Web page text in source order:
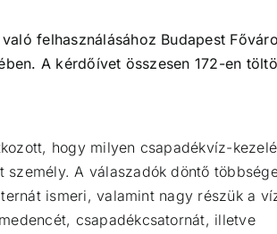
felhasználásához Budapest
A kérdőívet összesen 172-en
hogy milyen csapadékvíz-
személy. A válaszadók döntő
ismeri, valamint nagy részük a
csapadékcsatornát, illetve